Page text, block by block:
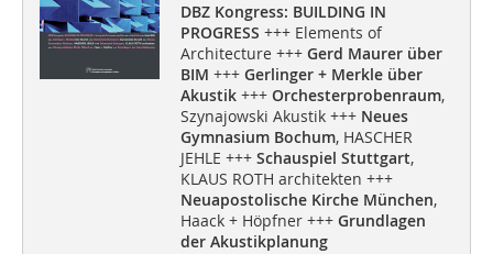
DBZ Kongress: BUILDING IN
PROGRESS +++ Elements of
Architecture +++ Gerd Maurer über
BIM +++Gerlinger + Merkle über
Akustik+++ Orchesterprobenraum,
Szynajowski Akustik +++ Neues
Gymnasium Bochum, HASCHER
JEHLE +++ Schauspiel Stuttgart,
KLAUS ROTH architekten +++
Neuapostolische Kirche München,
Haack + Höpfner +++ Grundlagen
der Akustikplanung